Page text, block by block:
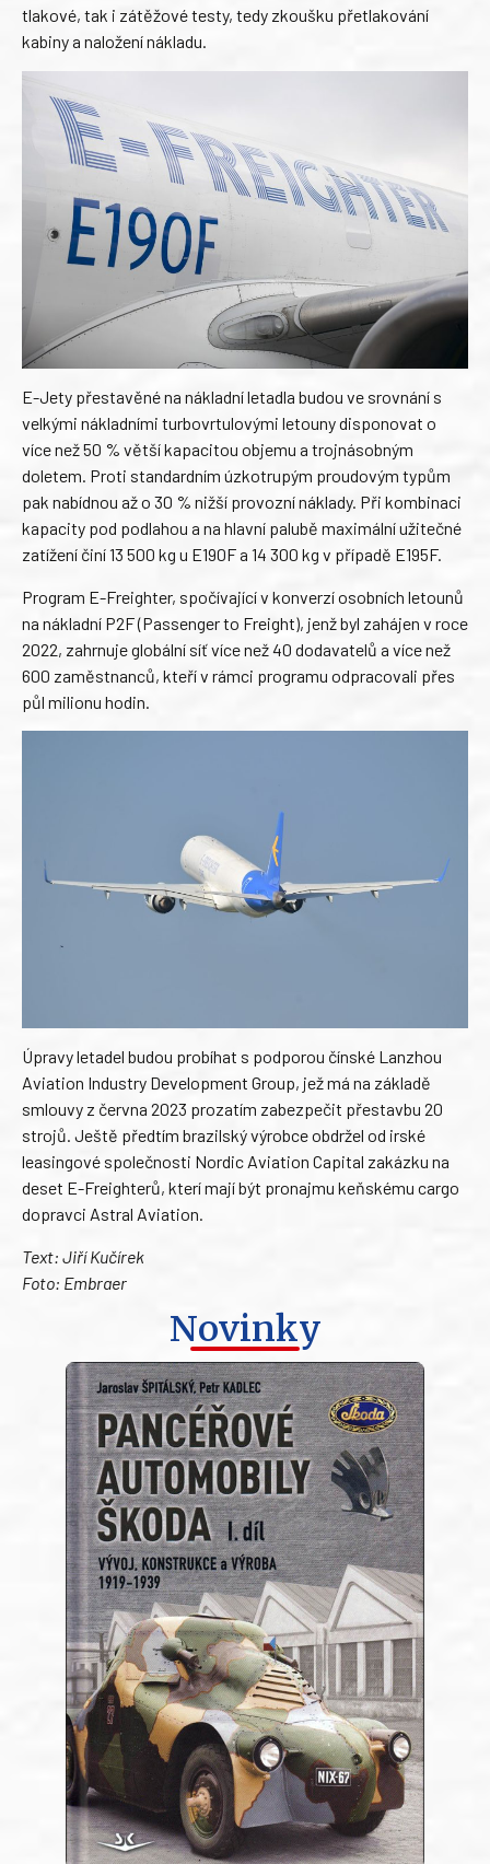
tlakové, tak i zátěžové testy, tedy zkoušku přetlakování
kabiny a naložení nákladu.
E-Jety přestavěné na nákladní letadla budou ve srovnání s
velkými nákladními turbovrtulovými letouny disponovat o
více než 50 % větší kapacitou objemu a trojnásobným
doletem. Proti standardním úzkotrupým proudovým typům
pak nabídnou až o 30 % nižší provozní náklady. Při kombinaci
kapacity pod podlahou a na hlavní palubě maximální užitečné
zatížení činí 13 500 kg u E190F a 14 300 kg v případě E195F.
Program E-Freighter, spočívající v konverzí osobních letounů
na nákladní P2F (Passenger to Freight), jenž byl zahájen v roce
2022, zahrnuje globální síť více než 40 dodavatelů a více než
600 zaměstnanců, kteří v rámci programu odpracovali přes
půl milionu hodin.
Úpravy letadel budou probíhat s podporou čínské Lanzhou
Aviation Industry Development Group, jež má na základě
smlouvy z června 2023 prozatím zabezpečit přestavbu 20
strojů. Ještě předtím brazilský výrobce obdržel od irské
leasingové společnosti Nordic Aviation Capital zakázku na
deset E-Freighterů, kterí mají být pronajmu keňskému cargo
dopravci Astral Aviation.
Text: Jiří Kučírek
Foto: Embraer
Novinky